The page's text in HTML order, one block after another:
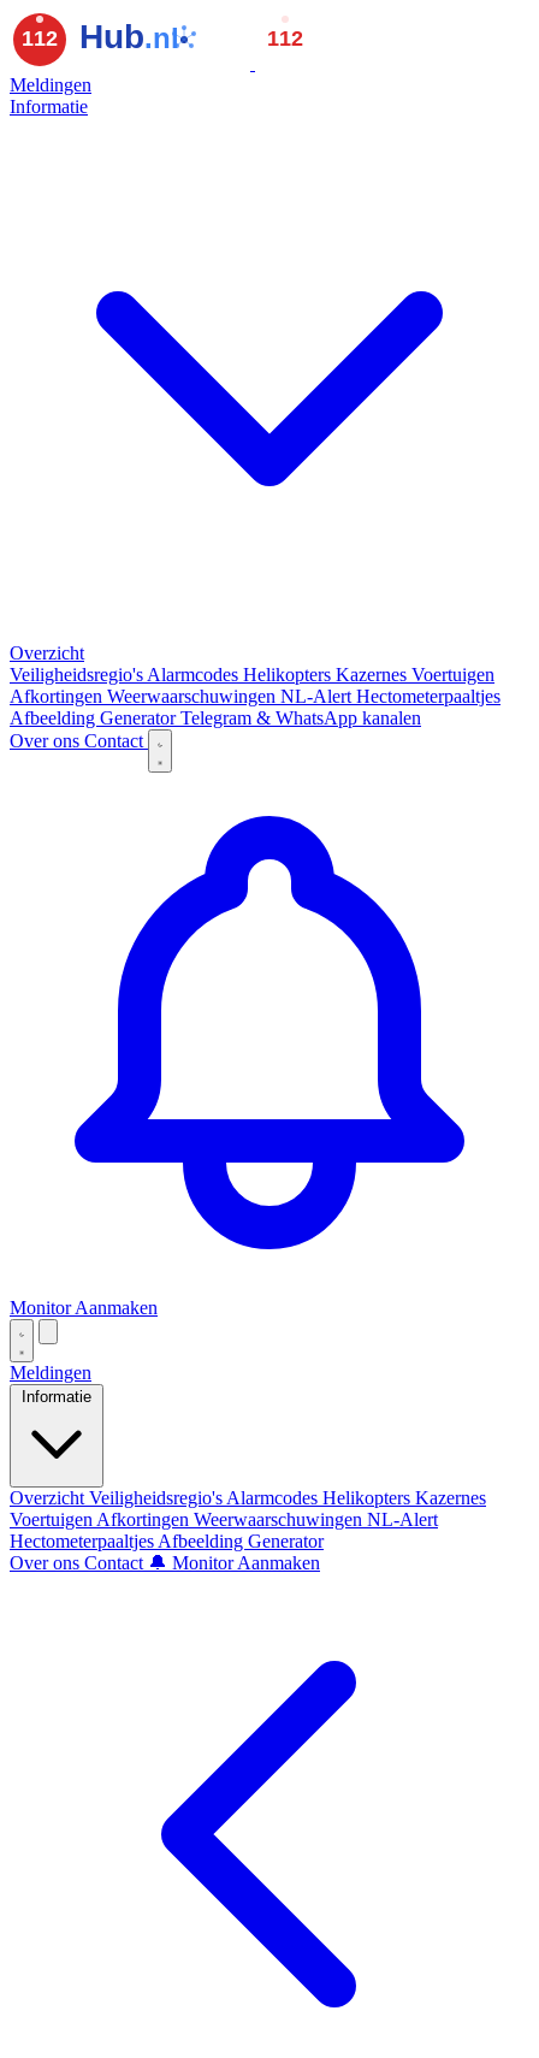
Meldingen
Informatie
Overzicht
Veiligheidsregio's Alarmcodes Helikopters Kazernes Voertuigen
Afkortingen Weerwaarschuwingen NL-Alert Hectometerpaaltjes
Afbeelding GeneratorTelegram & WhatsApp kanalen
Over ons Contact
Monitor Aanmaken
Meldingen
Informatie
Overzicht Veiligheidsregio's Alarmcodes Helikopters Kazernes
Voertuigen Afkortingen Weerwaarschuwingen NL-Alert
Hectometerpaaltjes Afbeelding Generator
Over ons Contact 🔔 Monitor Aanmaken